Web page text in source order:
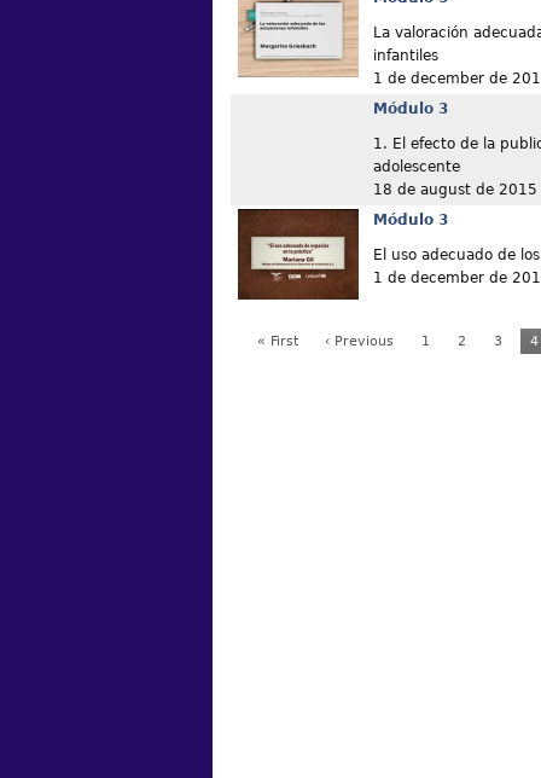
La valoración
infantiles
1 de december de
Módulo 3
1. El efecto de la
adolescente
18 de august de 2015
Módulo 3
El uso adecuado de
1 de december de
« First ‹ Previous 1 2 3 4